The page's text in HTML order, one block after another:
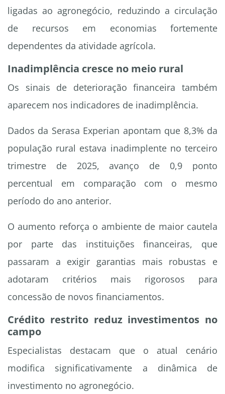
ligadas ao agronegócio, reduzindo a circulação
de recursos em economias fortemente
dependentes da atividade agrícola.
Inadimplência cresce no meio rural
Os sinais de deterioração financeira também
aparecem nos indicadores de inadimplência.
Dados da Serasa Experian apontam que 8,3% da
população rural estava inadimplente no terceiro
trimestre de 2025, avanço de 0,9 ponto
percentual em comparação com o mesmo
período do ano anterior.
O aumento reforça o ambiente de maior cautela
por parte das instituições financeiras, que
passaram a exigir garantias mais robustas e
adotaram critérios mais rigorosos para
concessão de novos financiamentos.
Crédito restrito reduz investimentos no
campo
Especialistas destacam que o atual cenário
modifica significativamente a dinâmica de
investimento no agronegócio.